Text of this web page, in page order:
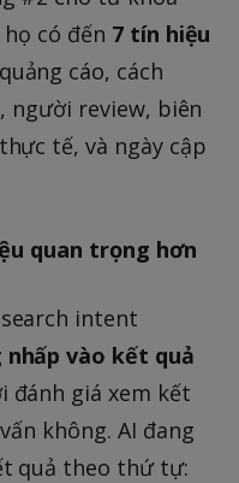
có đến 7 tín hiệu
cáo, cách
người review, biên
tế, và ngày cập
quan trọng hơn
intent
vào kết quả
giá xem kết
không. AI đang
quả theo thứ tự: